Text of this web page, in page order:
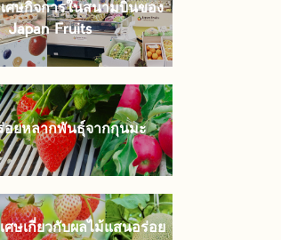
ศษกิจการในสนามบินของ
Japan Fruits
อยหลากพันธุ์จากกุนมะ
ษเกี่ยวกับผลไม้แสนอร่อย